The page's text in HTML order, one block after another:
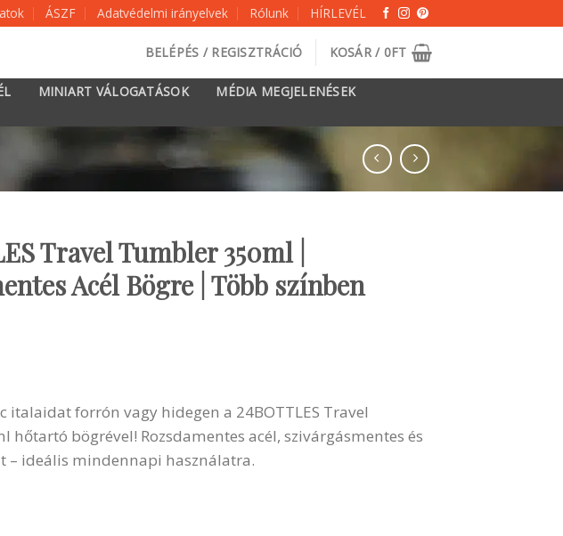
ÁSZF Adatvédelmi irányelvek Rólunk HÍRLEVÉL
BELÉPÉS / REGISZTRÁCIÓ KOSÁR / 0FT
MINIART VÁLOGATÁSOK
MÉDIA MEGJELENÉSEK
Travel Tumbler 350ml |
Acél Bögre | Több színben
italaidat forrón vagy hidegen a 24BOTTLES Travel
hőtartó bögrével! Rozsdamentes acél, szivárgásmentes és
– ideális mindennapi használatra.